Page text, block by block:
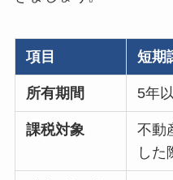
項目 短期
所有期間 5年
課税対象
不動
した